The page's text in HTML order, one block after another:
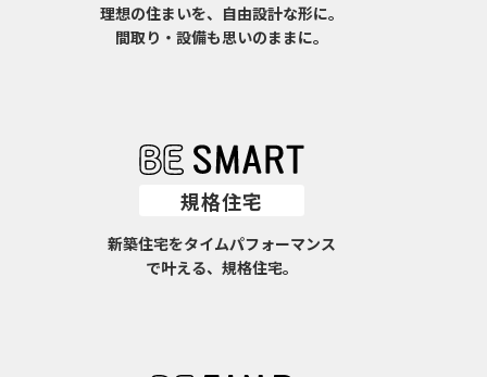
理想の住まいを、自由設計な形に。
間取り・設備も思いのままに。
規格住宅
新築住宅をタイムパフォーマンス
で叶える、規格住宅。